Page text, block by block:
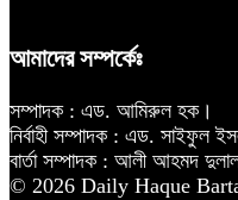
আমাদের সম্পর্কেঃ
সম্পাদক : এড. আমিরুল হক।
নির্বাহী সম্পাদক : এড. সাইফুল
বার্তা সম্পাদক : আলী আহমদ
© 2026 Daily Haque